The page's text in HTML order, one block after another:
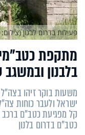
בלבנון
משעות בוקר זיהו
ישראל ולעבר כוחות
קל מפגיעת כטב"ם
כטב"ם בדרום בלנון
פעילות בדרום לבנון